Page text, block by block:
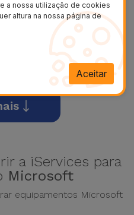
a iServices para
Microsoft
equipamentos Microsoft
a nossa utilização de cookies
altura na nossa página de
Aceitar